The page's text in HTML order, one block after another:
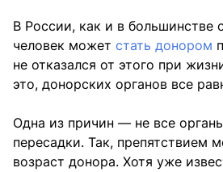
В России, как и в большинстве
человек может стать донором
не отказался от этого при
это, донорских органов все
Одна из причин — не все
пересадки. Так, препятствием
возраст донора. Хотя уже